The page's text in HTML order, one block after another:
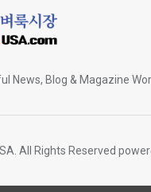
News, Blog & Magazine
All Rights Reserved